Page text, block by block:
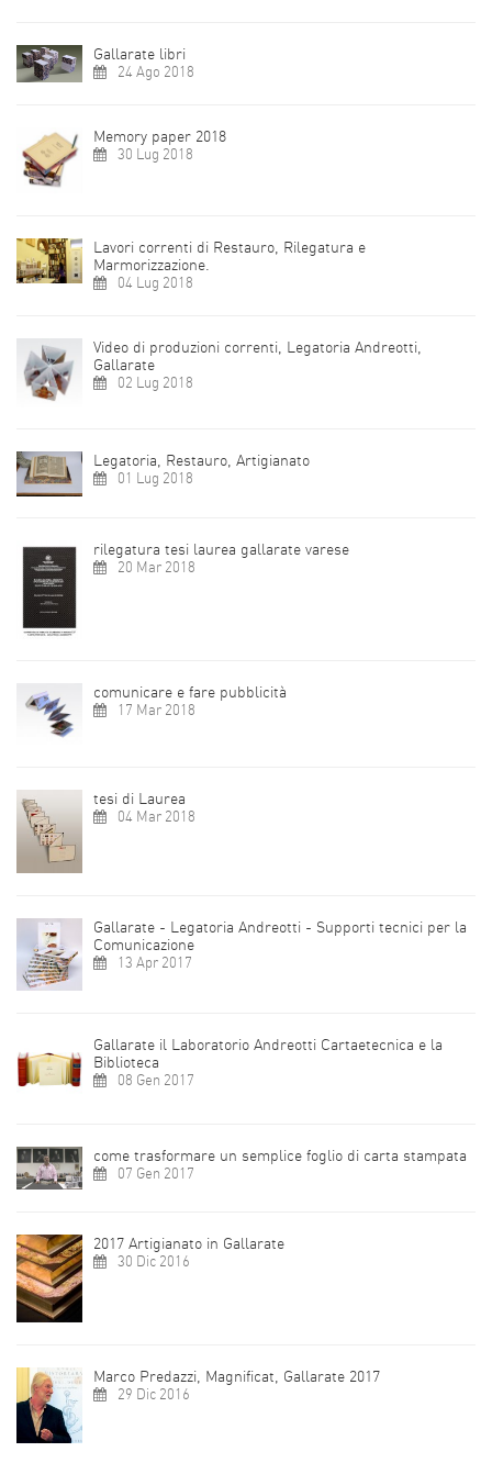
Gallarate libri
24 Ago 2018
Memory paper 2018
30 Lug 2018
Lavori correnti di Restauro, Rilegatura e
Marmorizzazione.
04 Lug 2018
Video di produzioni correnti, Legatoria Andreotti,
Gallarate
02 Lug 2018
Legatoria, Restauro, Artigianato
01 Lug 2018
rilegatura tesi laurea gallarate varese
20 Mar 2018
comunicare e fare pubblicità
17 Mar 2018
tesi di Laurea
04 Mar 2018
Gallarate - Legatoria Andreotti - Supporti tecnici per la
Comunicazione
13 Apr 2017
Gallarate il Laboratorio Andreotti Cartaetecnica e la
Biblioteca
08 Gen 2017
come trasformare un semplice foglio di carta stampata
07 Gen 2017
2017 Artigianato in Gallarate
30 Dic 2016
Marco Predazzi, Magnificat, Gallarate 2017
29 Dic 2016